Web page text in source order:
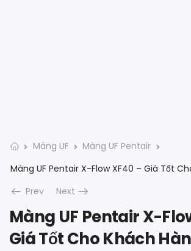
Màng UF
Màng UF Pentair
Màng UF Pentair X-Flow XF40 – Giá Tốt
Prev
Next
Màng UF Pentair X-
Giá Tốt Cho Khách